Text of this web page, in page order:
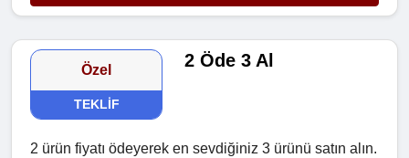
Özel
TEKLIF
2 Öde 3 Al
2 ürün fiyatı ödeyerek en sevdiğiniz 3 ürünü satın alın.